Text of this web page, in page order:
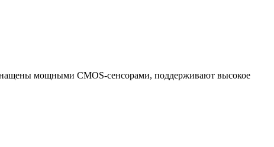
мощными CMOS-сенсорами, поддерживают высокое